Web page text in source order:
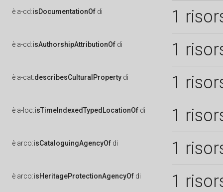
è a-cd:isDocumentationOf di 1
è a-cd:isAuthorshipAttributionOf di 1
è a-cat:describesCulturalProperty di 1
è a-loc:isTimeIndexedTypedLocationOf di 1
è arco:isCataloguingAgencyOf di 1
è arco:isHeritageProtectionAgencyOf di 1